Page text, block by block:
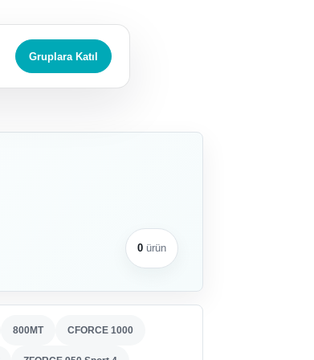
Gruplara Katıl
0 ürün
800MT CFORCE 1000